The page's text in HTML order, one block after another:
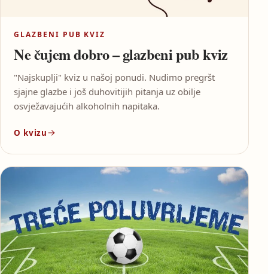
GLAZBENI PUB KVIZ
Ne čujem dobro – glazbeni pub kviz
"Najskuplji" kviz u našoj ponudi. Nudimo pregršt
sjajne glazbe i još duhovitijih pitanja uz obilje
osvježavajućih alkoholnih napitaka.
O kvizu